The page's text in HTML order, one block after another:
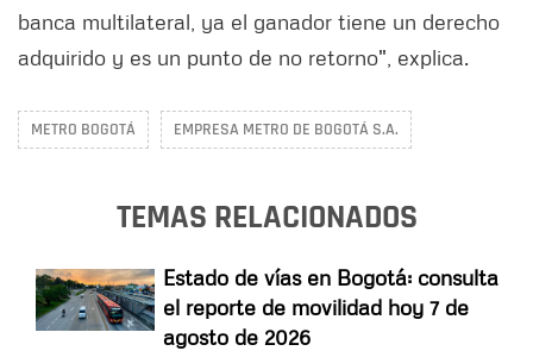
banca multilateral, ya el ganador tiene un derecho
adquirido y es un punto de no retorno", explica.
METRO BOGOTÁ EMPRESA METRO DE BOGOTÁ S.A.
TEMAS RELACIONADOS
Estado de vías en Bogotá: consulta
el reporte de movilidad hoy 7 de
agosto de 2026